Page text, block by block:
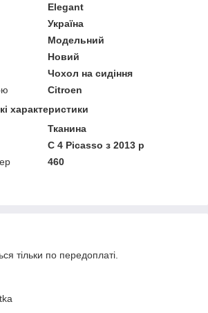
Elegant
Україна
Модельний
Новий
Чохол на сидіння
Citroen
характеристики
Тканина
C 4 Picasso з 2013 р
460
тільки по передоплаті.